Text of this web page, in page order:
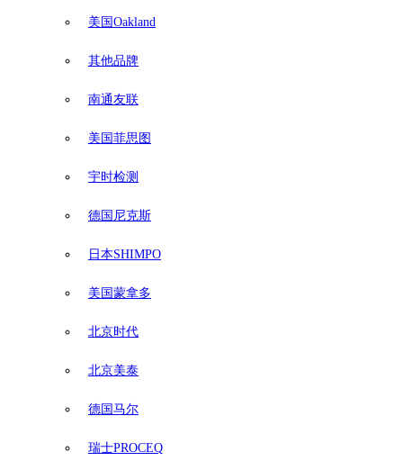
美国Oakland
其他品牌
南通友联
美国菲思图
宇时检测
德国尼克斯
日本SHIMPO
美国蒙拿多
北京时代
北京美泰
德国马尔
瑞士PROCEQ